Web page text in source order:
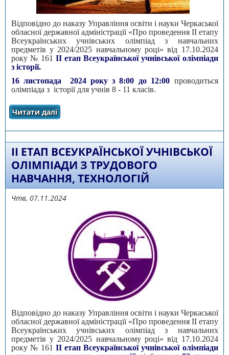
Відповідно до наказу Управління освіти і науки Черкаської
обласної державної адміністрації «Про проведення ІІ етапу
Всеукраїнських учнівських олімпіад з навчальних
предметів у 2024/2025 навчальному році» від 17.10.2024
року № 161 ІI етап Всеукраїнської учнівської олімпіади
з історії.
16 листопада 2024 року з 8:00 до 12:00 проводиться
олімпіада з історії для учнів 8 - 11 класів.
Читати далі
ІI ЕТАП ВСЕУКРАЇНСЬКОЇ УЧНІВСЬКОЇ
ОЛІМПІАДИ З ТРУДОВОГО
НАВЧАННЯ, ТЕХНОЛОГІЙ
Чтв, 07.11.2024
Відповідно до наказу Управління освіти і науки Черкаської
обласної державної адміністрації «Про проведення ІІ етапу
Всеукраїнських учнівських олімпіад з навчальних
предметів у 2024/2025 навчальному році» від 17.10.2024
року № 161 ІI етап Всеукраїнської учнівської олімпіади